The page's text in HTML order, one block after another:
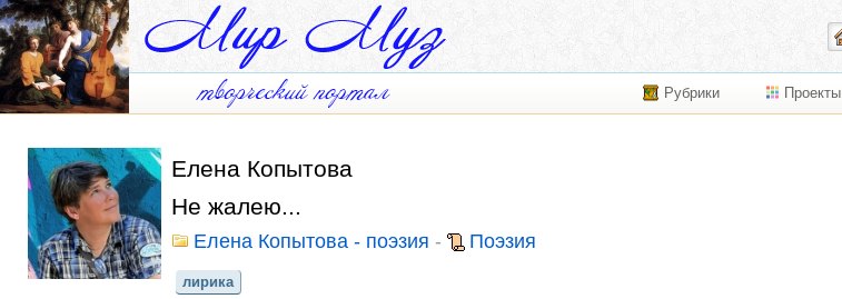
Рубрики Проекты
Елена Копытова
Не жалею...
Елена Копытова - поэзия - Поэзия
лирика